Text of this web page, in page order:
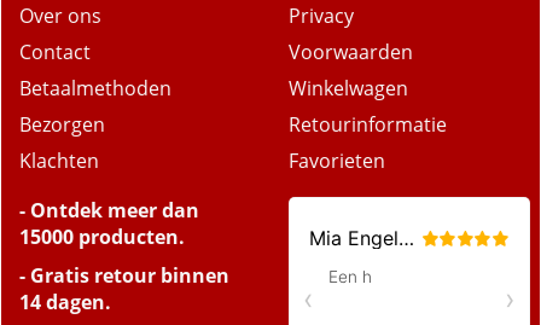
Over ons
Contact
Betaalmethoden
Bezorgen
Klachten
Privacy
Voorwaarden
Winkelwagen
Retourinformatie
Favorieten
- Ontdek meer dan
15000 producten.
- Gratis retour binnen
14 dagen.